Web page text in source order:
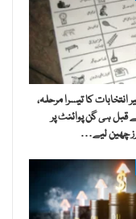
انتخابات کا تیسرا مرحلہ،
قبل ہی گن پوائنٹ پر
چھین لیے…